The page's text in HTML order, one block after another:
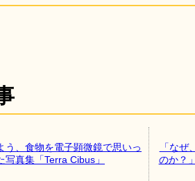
う、食物を電子顕微鏡で思いっ
写真集「Terra Cibus」
「な
のか？